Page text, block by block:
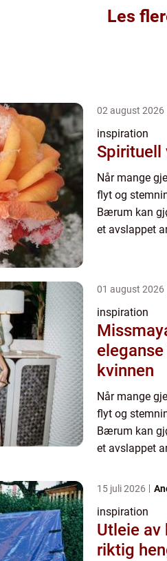
Les
02 august 2026
inspiration
Spirituell
Når mange
flyt og
Bærum kan
et avslappet
01 august 2026
inspiration
Missmaya
kvinnen
Når mange
flyt og
Bærum kan
et avslappet
15 juli 2026
inspiration
Utleie av
riktig